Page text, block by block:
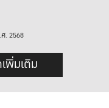
. 2568
พิ่มเติม